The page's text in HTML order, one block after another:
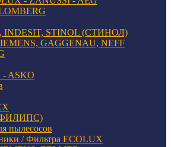
INDESIT, STINOL (СТИНОЛ)
GAGGENAU, NEFF
- ASKO
пылесосов
/ Фильтра ECOLUX